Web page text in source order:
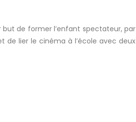
de former l’enfant spectateur, par
de lier le cinéma à l’école avec deux